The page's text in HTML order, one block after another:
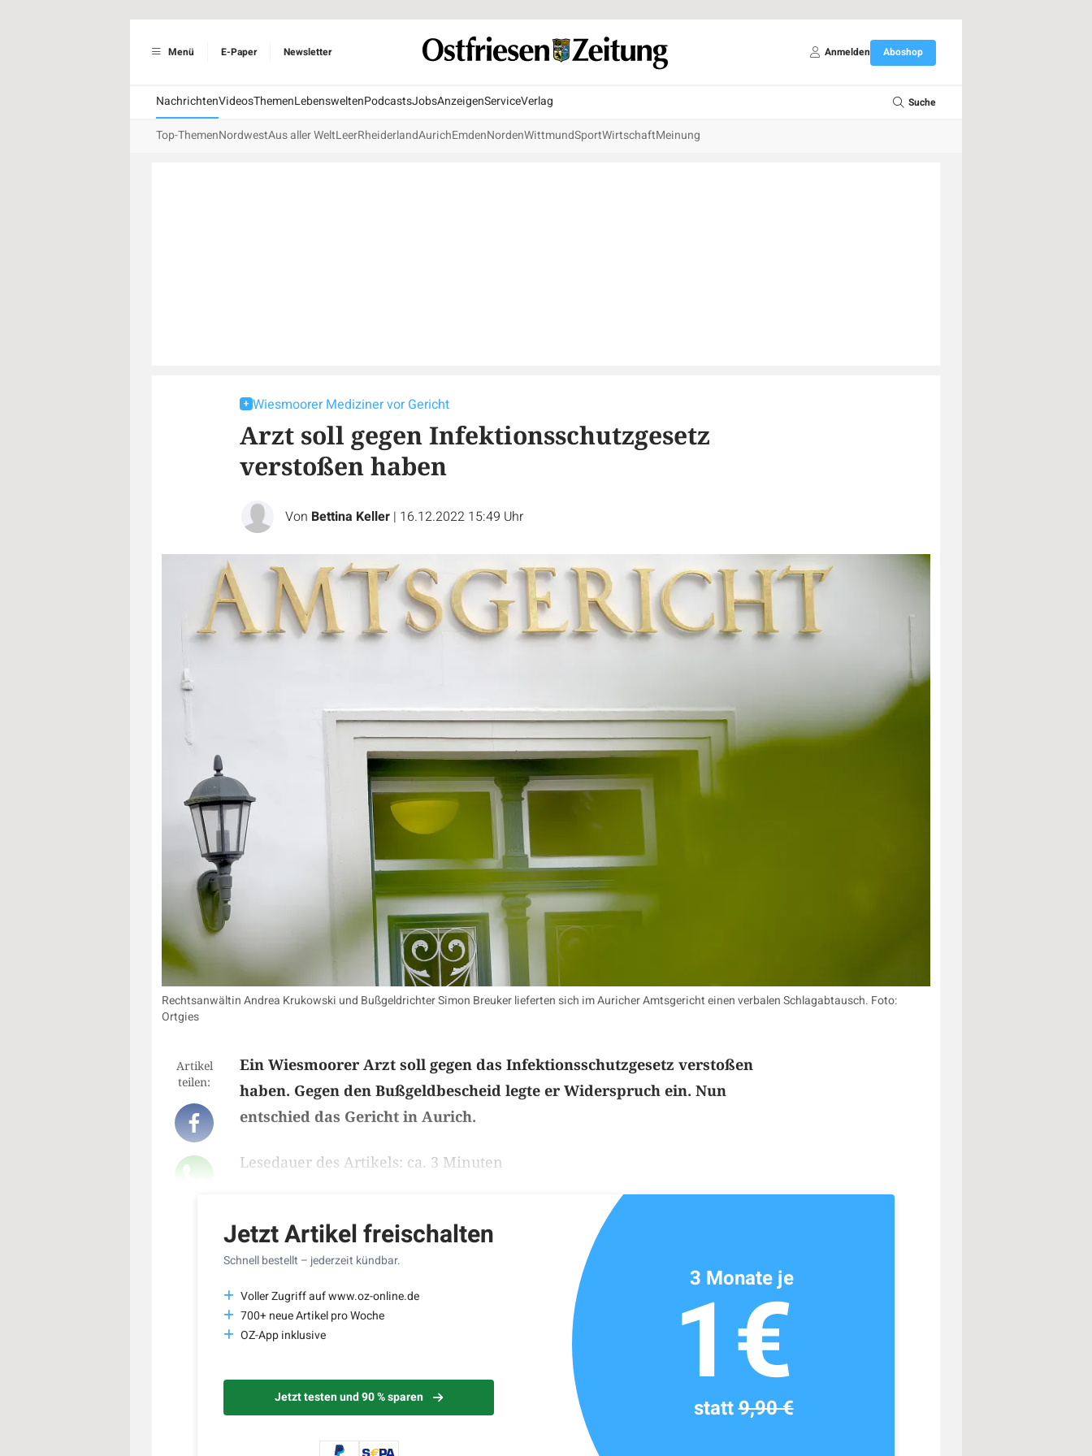
Menü E-Paper Newsletter Anmelden Aboshop
NachrichtenVideosThemenLebensweltenPodcastsJobsAnzeigenServiceVerlag Suche
Top-ThemenNordwestAus aller WeltLeerRheiderlandAurichEmdenNordenWittmundSportWirtschaftMeinung
Wiesmoorer Mediziner vor Gericht
Arzt soll gegen Infektionsschutzgesetz
verstoßen haben
Von Bettina Keller | 16.12.2022 15:49 Uhr
Rechtsanwältin Andrea Krukowski und Bußgeldrichter Simon Breuker lieferten sich im Auricher Amtsgericht einen verbalen Schlagabtausch. Foto:
Ortgies
Artikel
teilen:
Ein Wiesmoorer Arzt soll gegen das Infektionsschutzgesetz verstoßen
haben. Gegen den Bußgeldbescheid legte er Widerspruch ein. Nun
entschied das Gericht in Aurich.
Lesedauer des Artikels: ca. 3 Minuten
Jetzt Artikel freischalten
Schnell bestellt – jederzeit kündbar.
Voller Zugriff auf www.oz-online.de
700+ neue Artikel pro Woche
OZ-App inklusive
Jetzt testen und 90 % sparen
3 Monate je
1€
statt9,90 €